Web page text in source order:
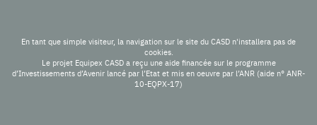
En tant que simple visiteur, la navigation sur le site du CASD n'installera pas de
cookies.
Le projet Equipex CASD a reçu une aide financée sur le programme
d’Investissements d’Avenir lancé par l’Etat et mis en oeuvre par l’ANR (aide n° ANR-
10-EQPX-17)